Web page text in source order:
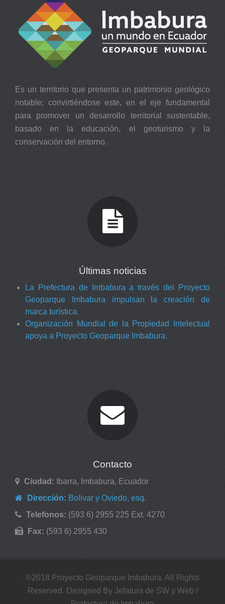
Es un territorio que presenta un patrimonio geológico
notable; convirtiéndose este, en el eje fundamental
para promover un desarrollo territorial sustentable,
basado en la educación, el geoturismo y la
conservación del entorno.
Últimas noticias
La Prefectura de Imbabura a través del Proyecto
Geoparque Imbabura impulsan la creación de
marca turística.
Organización Mundial de la Propiedad Intelectual
apoya a Proyecto Geoparque Imbabura.
Contacto
Ciudad:
Ibarra, Imbabura, Ecuador
Dirección: Bolivar y Oviedo, esq.
Telefonos: (593 6) 2955 225 Ext. 4270
Fax: (593 6) 2955 430
©2018 Proyecto Geoparque Imbabura. All Rights
Reserved. Designed By Jefatura de SW y Web /